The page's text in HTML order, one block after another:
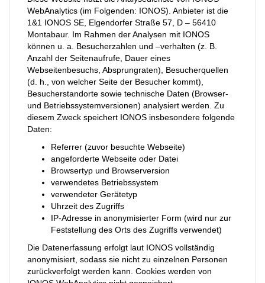
WebAnalytics (im Folgenden: IONOS). Anbieter ist die
1&1 IONOS SE, Elgendorfer Straße 57, D – 56410
Montabaur. Im Rahmen der Analysen mit IONOS
können u. a. Besucherzahlen und –verhalten (z. B.
Anzahl der Seitenaufrufe, Dauer eines
Webseitenbesuchs, Absprungraten), Besucherquellen
(d. h., von welcher Seite der Besucher kommt),
Besucherstandorte sowie technische Daten (Browser-
und Betriebssystemversionen) analysiert werden. Zu
diesem Zweck speichert IONOS insbesondere folgende
Daten:
Referrer (zuvor besuchte Webseite)
angeforderte Webseite oder Datei
Browsertyp und Browserversion
verwendetes Betriebssystem
verwendeter Gerätetyp
Uhrzeit des Zugriffs
IP-Adresse in anonymisierter Form (wird nur zur
Feststellung des Orts des Zugriffs verwendet)
Die Datenerfassung erfolgt laut IONOS vollständig
anonymisiert, sodass sie nicht zu einzelnen Personen
zurückverfolgt werden kann. Cookies werden von